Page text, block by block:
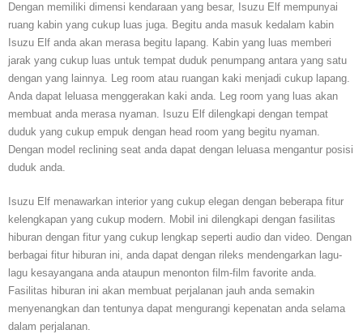
Dengan memiliki dimensi kendaraan yang besar, Isuzu Elf mempunyai
ruang kabin yang cukup luas juga. Begitu anda masuk kedalam kabin
Isuzu Elf anda akan merasa begitu lapang. Kabin yang luas memberi
jarak yang cukup luas untuk tempat duduk penumpang antara yang satu
dengan yang lainnya. Leg room atau ruangan kaki menjadi cukup lapang.
Anda dapat leluasa menggerakan kaki anda. Leg room yang luas akan
membuat anda merasa nyaman. Isuzu Elf dilengkapi dengan tempat
duduk yang cukup empuk dengan head room yang begitu nyaman.
Dengan model reclining seat anda dapat dengan leluasa mengantur posisi
duduk anda.
Isuzu Elf menawarkan interior yang cukup elegan dengan beberapa fitur
kelengkapan yang cukup modern. Mobil ini dilengkapi dengan fasilitas
hiburan dengan fitur yang cukup lengkap seperti audio dan video. Dengan
berbagai fitur hiburan ini, anda dapat dengan rileks mendengarkan lagu-
lagu kesayangana anda ataupun menonton film-film favorite anda.
Fasilitas hiburan ini akan membuat perjalanan jauh anda semakin
menyenangkan dan tentunya dapat mengurangi kepenatan anda selama
dalam perjalanan.